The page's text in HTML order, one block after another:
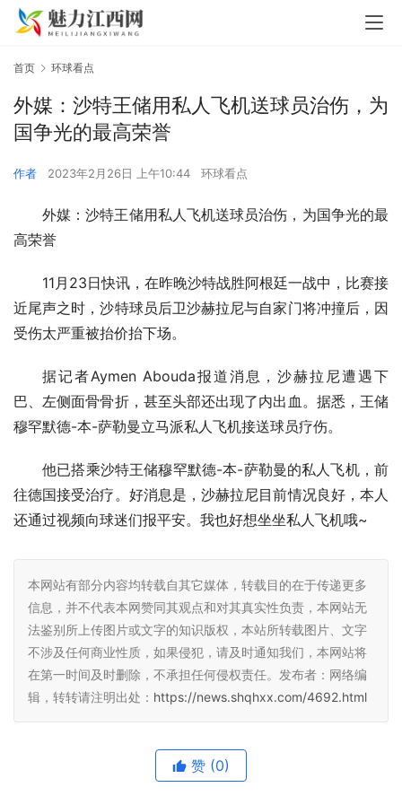
首页 环球看点
外媒：沙特王储用私人飞机送球员治伤，为
国争光的最高荣誉
作者 2023年2月26日 上午10:44 环球看点
外媒：沙特王储用私人飞机送球员治伤，为国争光的最
高荣誉
11月23日快讯，在昨晚沙特战胜阿根廷一战中，比赛接
近尾声之时，沙特球员后卫沙赫拉尼与自家门将冲撞后，因
受伤太严重被抬价抬下场。
据记者Aymen Abouda报道消息，沙赫拉尼遭遇下
巴、左侧面骨骨折，甚至头部还出现了内出血。据悉，王储
穆罕默德-本-萨勒曼立马派私人飞机接送球员疗伤。
他已搭乘沙特王储穆罕默德-本-萨勒曼的私人飞机，前
往德国接受治疗。好消息是，沙赫拉尼目前情况良好，本人
还通过视频向球迷们报平安。我也好想坐坐私人飞机哦~
本网站有部分内容均转载自其它媒体，转载目的在于传递更多
信息，并不代表本网赞同其观点和对其真实性负责，本网站无
法鉴别所上传图片或文字的知识版权，本站所转载图片、文字
不涉及任何商业性质，如果侵犯，请及时通知我们，本网站将
在第一时间及时删除，不承担任何侵权责任。发布者：网络编
辑，转转请注明出处： https://news.shqhxx.com/4692.html
赞 (0)